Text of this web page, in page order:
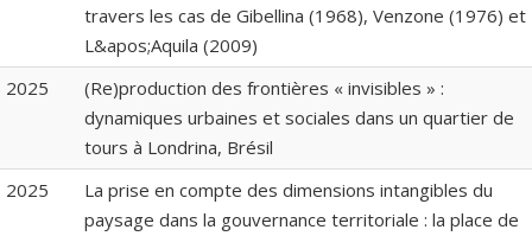
travers les cas de Gibellina (1968), Venzone (1976) et
L&apos;Aquila (2009)
2025
(Re)production des frontières « invisibles » :
dynamiques urbaines et sociales dans un quartier de
tours à Londrina, Brésil
2025
La prise en compte des dimensions intangibles du
paysage dans la gouvernance territoriale : la place de